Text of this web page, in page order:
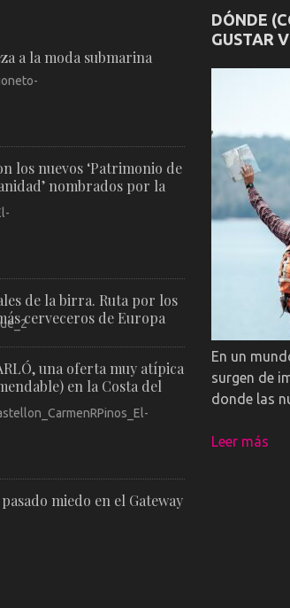
a la moda submarina
los nuevos ‘Patrimonio de
nombrados por la
de la birra. Ruta por los
cerveceros de Europa
una oferta muy atípica
en la Costa del
pasado miedo en el Gateway
DÓNDE
GUSTAR
En un
surgen de
donde las
Leer más